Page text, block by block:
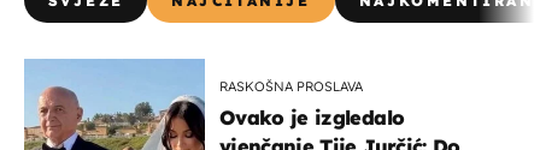
RASKOŠNA PROSLAVA
Ovako je izgledalo